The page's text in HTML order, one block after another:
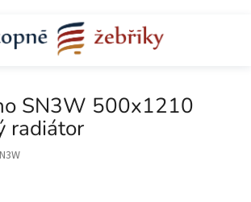
SN3W 500x1210
radiátor